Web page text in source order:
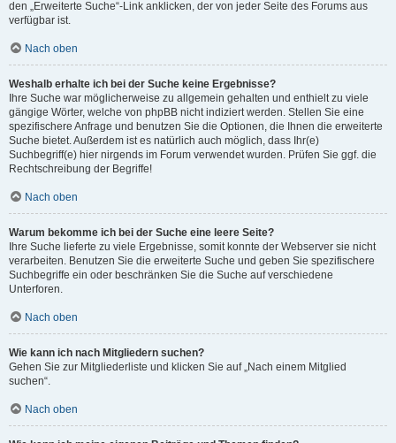
den „Erweiterte Suche“-Link anklicken, der von jeder Seite des Forums aus
verfügbar ist.
Nach oben
Weshalb erhalte ich bei der Suche keine Ergebnisse?
Ihre Suche war möglicherweise zu allgemein gehalten und enthielt zu viele
gängige Wörter, welche von phpBB nicht indiziert werden. Stellen Sie eine
spezifischere Anfrage und benutzen Sie die Optionen, die Ihnen die erweiterte
Suche bietet. Außerdem ist es natürlich auch möglich, dass Ihr(e)
Suchbegriff(e) hier nirgends im Forum verwendet wurden. Prüfen Sie ggf. die
Rechtschreibung der Begriffe!
Nach oben
Warum bekomme ich bei der Suche eine leere Seite?
Ihre Suche lieferte zu viele Ergebnisse, somit konnte der Webserver sie nicht
verarbeiten. Benutzen Sie die erweiterte Suche und geben Sie spezifischere
Suchbegriffe ein oder beschränken Sie die Suche auf verschiedene
Unterforen.
Nach oben
Wie kann ich nach Mitgliedern suchen?
Gehen Sie zur Mitgliederliste und klicken Sie auf „Nach einem Mitglied
suchen“.
Nach oben